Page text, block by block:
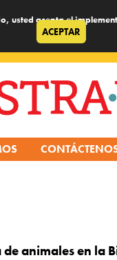
acepta el
ACEPTAR
de animales en la